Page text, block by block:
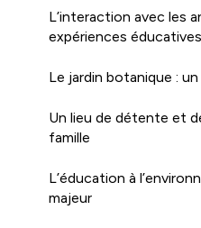
L’interaction avec les
expériences éducatives
Le jardin botanique :
Un lieu de détente et
famille
L’éducation à
majeur